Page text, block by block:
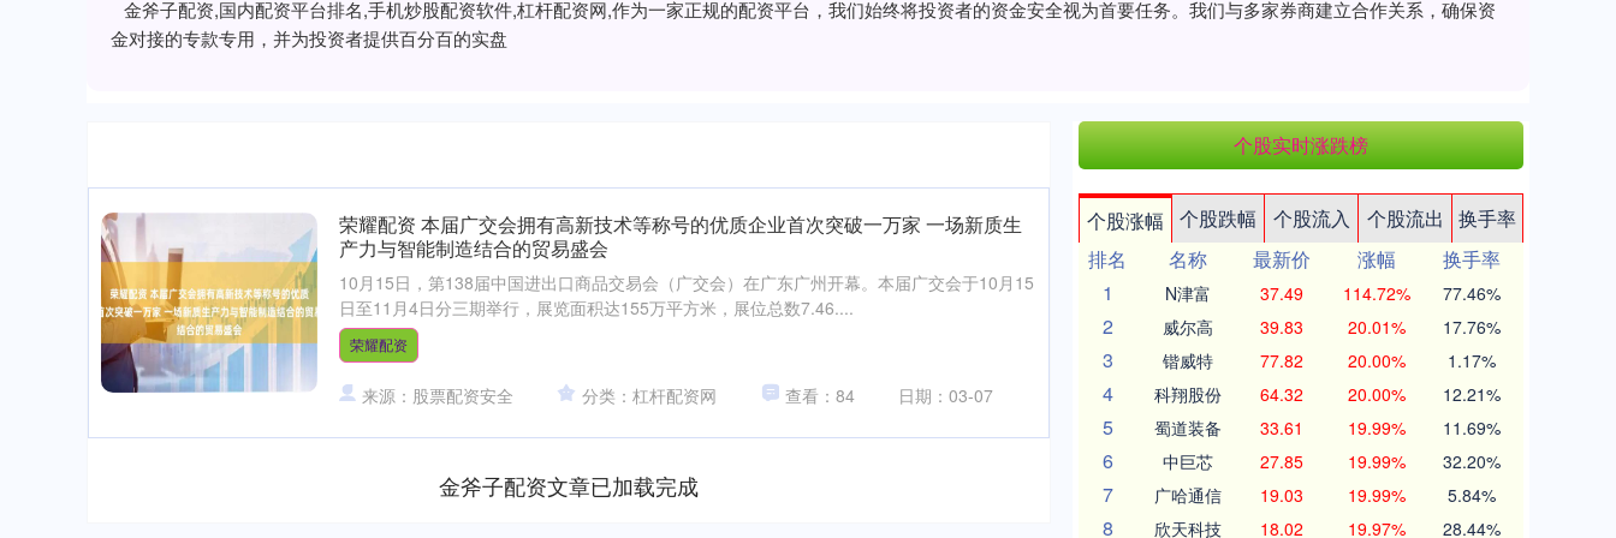
金斧子配资,国内配资平台排名,手机炒股配资软件,杠杆配资网,作为一家正规的配资平台，我们始终将投资者的资金安全视为首要任务。我们与多家券商建立合作关系，确保资
金对接的专款专用，并为投资者提供百分百的实盘
荣耀配资 本届广交会拥有高新技术等称号的优质企业首次突破一万家 一场新质生
产力与智能制造结合的贸易盛会
10月15日，第138届中国进出口商品交易会（广交会）在广东广州开幕。本届广交会于10月15
日至11月4日分三期举行，展览面积达155万平方米，展位总数7.46....
荣耀配资
来源：股票配资安全 分类：杠杆配资网 查看：84 日期：03-07
金斧子配资文章已加载完成
个股实时涨跌榜
个股涨幅 个股跌幅 个股流入 个股流出
换手率
排名
名称 最新价 涨幅
换手率
1
N津富 37.49 114.72% 77.46%
2 威尔高 39.83 20.01% 17.76%
3 锴威特 77.82 20.00% 1.17%
4 科翔股份 64.32 20.00% 12.21%
5 蜀道装备 33.61 19.99% 11.69%
6 中巨芯 27.85 19.99% 32.20%
7 广哈通信 19.03 19.99% 5.84%
8 欣天科技 18.02 19.97% 28.44%